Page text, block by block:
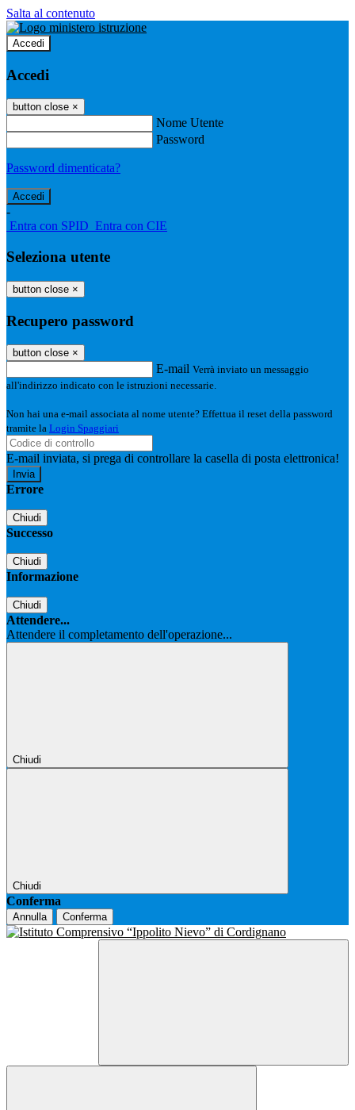
Salta al contenuto
Accedi
Accedi
button close ×
Nome Utente
Password
Password dimenticata?
-
Entra con SPID Entra con CIE
Seleziona utente
button close ×
Recupero password
button close ×
E-mail Verrà inviato un messaggio
all'indirizzo indicato con le istruzioni necessarie.
Non hai una e-mail associata al nome utente? Effettua il reset della password
tramite la Login Spaggiari
E-mail inviata, si prega di controllare la casella di posta elettronica!
Errore
Chiudi
Successo
Chiudi
Informazione
Chiudi
Attendere...
Attendere il completamento dell'operazione...
Chiudi
Chiudi
Conferma
Annulla Conferma